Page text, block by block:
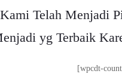
Kami Telah Menjadi
yg Terbaik
[wpcdt-